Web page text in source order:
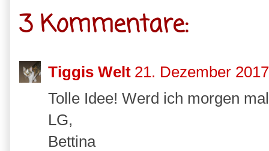
3 Kommentare:
Tiggis Welt 21. Dezember
Tolle Idee! Werd ich morgen
LG,
Bettina